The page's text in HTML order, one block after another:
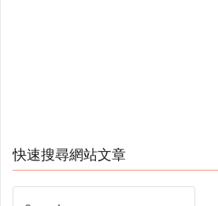
快速搜尋網站文章